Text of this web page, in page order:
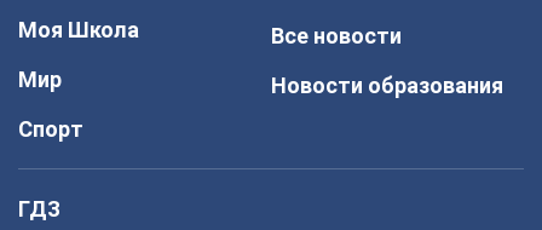
Моя Школа
Мир
Спорт
Все новости
Новости образования
ГДЗ